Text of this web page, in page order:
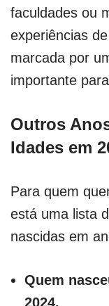
faculdades ou
experiências
marcada por
importante
Outros
Idades em
Para quem
está uma lista
nascidas em
Quem
2024.